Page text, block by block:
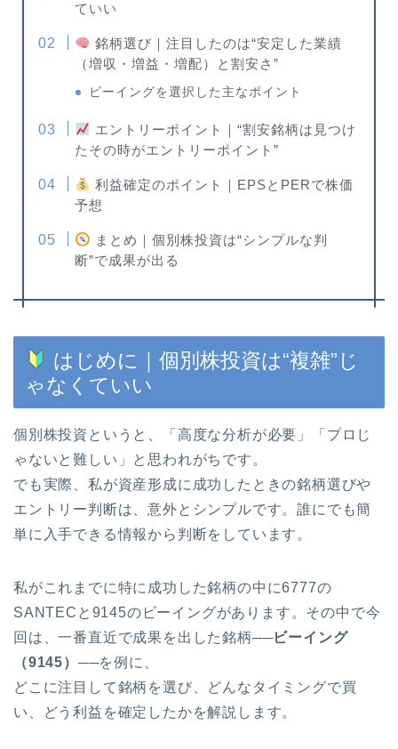
ていい
銘柄選び｜注目したのは“安定した業績
（増収・増益・増配）と割安さ”
ビーイングを選択した主なポイント
エントリーポイント｜“割安銘柄は見つけ
たその時がエントリーポイント”
利益確定のポイント｜EPSとPERで株価
予想
まとめ｜個別株投資は“シンプルな判
断”で成果が出る
はじめに｜個別株投資は“複雑”じ
ゃなくていい
個別株投資というと、「高度な分析が必要」「プロじ
ゃないと難しい」と思われがちです。
でも実際、私が資産形成に成功したときの銘柄選びや
エントリー判断は、意外とシンプルです。誰にでも簡
単に入手できる情報から判断をしています。
私がこれまでに特に成功した銘柄の中に6777の
SANTECと9145のビーイングがあります。その中で今
回は、一番直近で成果を出した銘柄──ビーイング
（9145） ──を例に、
どこに注目して銘柄を選び、どんなタイミングで買
い、どう利益を確定したかを解説します。